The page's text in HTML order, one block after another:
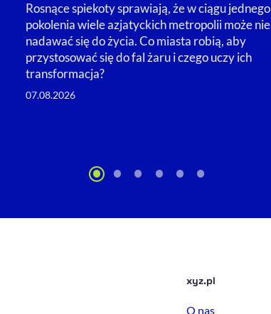
Rosnące spiekoty sprawiają, że w ciągu jednego
pokolenia wiele azjatyckich metropolii może nie
nadawać się do życia. Co miasta robią, aby
przystosować się do fal żaru i czego uczy ich
transformacja?
07.08.2026
xyz.pl
O nas